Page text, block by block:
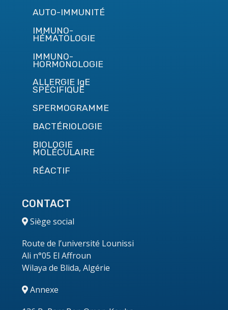
AUTO-IMMUNITÉ
IMMUNO-
HÉMATOLOGIE
IMMUNO-
HORMONOLOGIE
ALLERGIE IgE
SPÉCIFIQUE
SPERMOGRAMME
BACTÉRIOLOGIE
BIOLOGIE
MOLÉCULAIRE
RÉACTIF
CONTACT
Siège social
Route de l’université Lounissi
Ali n°05 El Affroun
Wilaya de Blida, Algérie
Annexe